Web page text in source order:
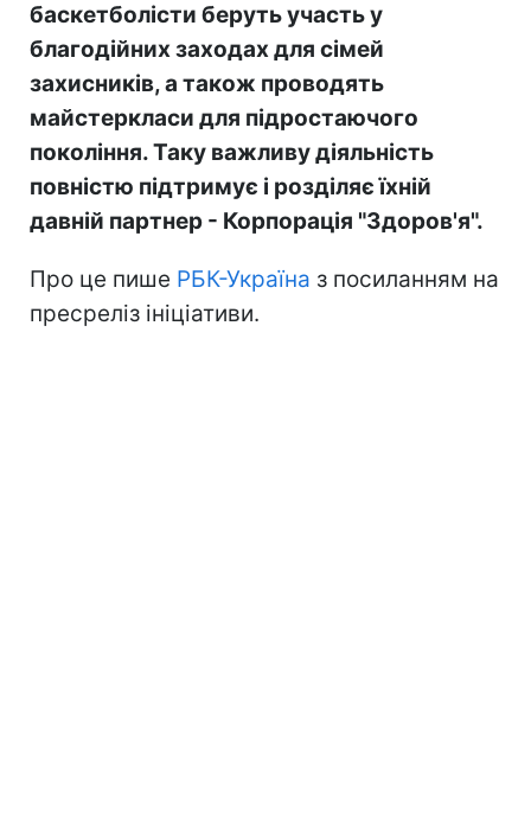
баскетболісти беруть участь у
благодійних заходах для сімей
захисників, а також проводять
майстеркласи для підростаючого
покоління. Таку важливу діяльність
повністю підтримує і розділяє їхній
давній партнер - Корпорація "Здоров'я".
Про це пише РБК-Україна з посиланням на
пресреліз ініціативи.